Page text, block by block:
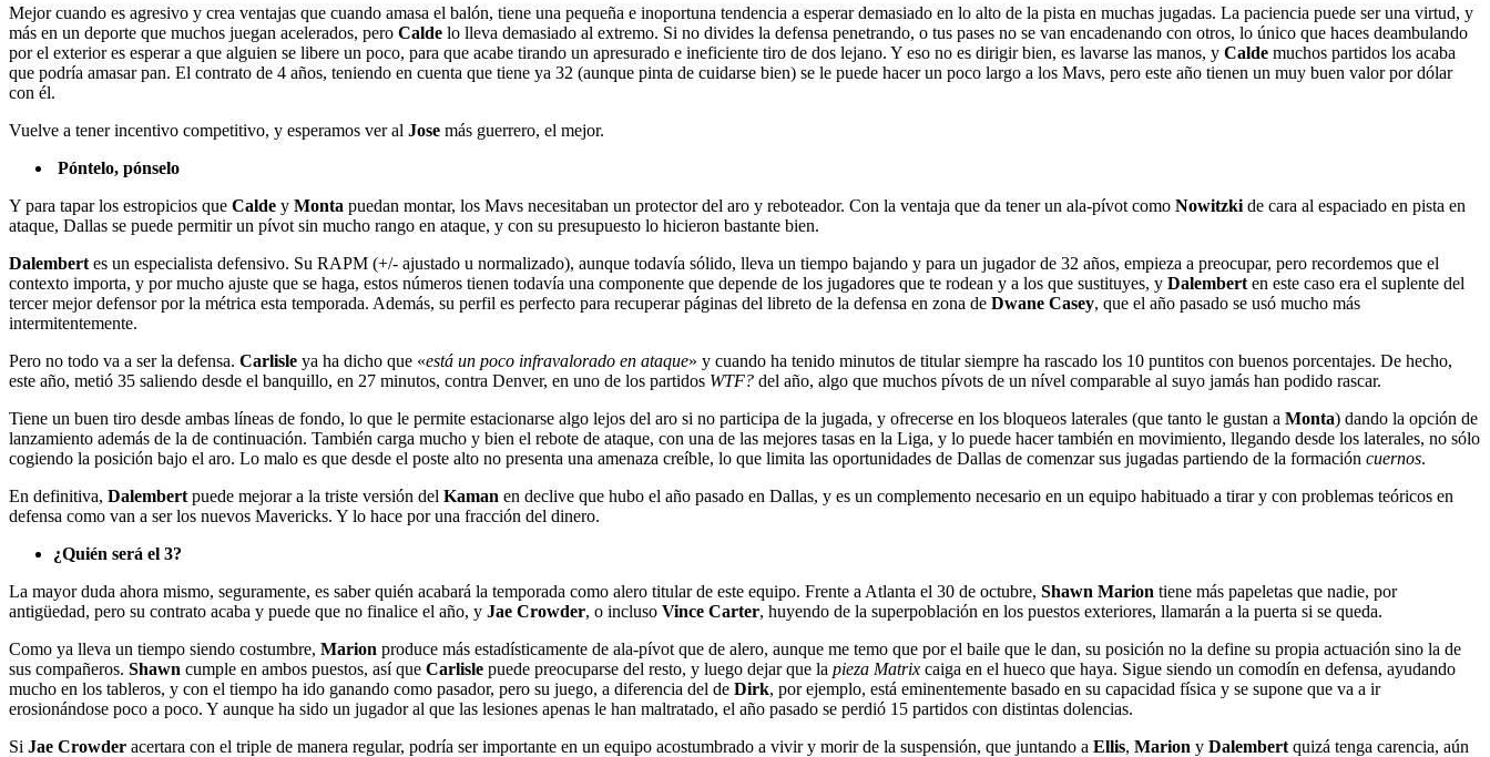
Mejor cuando es agresivo y crea ventajas que cuando amasa el balón, tiene una pequeña e inoportuna tendencia a esperar demasiado en lo alto de la pista en muchas jugadas. La paciencia puede ser una virtud, y
más en un deporte que muchos juegan acelerados, pero Calde lo lleva demasiado al extremo. Si no divides la defensa penetrando, o tus pases no se van encadenando con otros, lo único que haces deambulando
por el exterior es esperar a que alguien se libere un poco, para que acabe tirando un apresurado e ineficiente tiro de dos lejano. Y eso no es dirigir bien, es lavarse las manos, y Calde muchos partidos los acaba
que podría amasar pan. El contrato de 4 años, teniendo en cuenta que tiene ya 32 (aunque pinta de cuidarse bien) se le puede hacer un poco largo a los Mavs, pero este año tienen un muy buen valor por dólar
con él.
Vuelve a tener incentivo competitivo, y esperamos ver al Jose más guerrero, el mejor.
Póntelo, pónselo
Y para tapar los estropicios que Calde y Monta puedan montar, los Mavs necesitaban un protector del aro y reboteador. Con la ventaja que da tener un ala-pívot como Nowitzki de cara al espaciado en pista en
ataque, Dallas se puede permitir un pívot sin mucho rango en ataque, y con su presupuesto lo hicieron bastante bien.
Dalembert es un especialista defensivo. Su RAPM (+/- ajustado u normalizado), aunque todavía sólido, lleva un tiempo bajando y para un jugador de 32 años, empieza a preocupar, pero recordemos que el
contexto importa, y por mucho ajuste que se haga, estos números tienen todavía una componente que depende de los jugadores que te rodean y a los que sustituyes, y Dalembert en este caso era el suplente del
tercer mejor defensor por la métrica esta temporada. Además, su perfil es perfecto para recuperar páginas del libreto de la defensa en zona de Dwane Casey, que el año pasado se usó mucho más
intermitentemente.
Pero no todo va a ser la defensa. Carlisle ya ha dicho que «está un poco infravalorado en ataque» y cuando ha tenido minutos de titular siempre ha rascado los 10 puntitos con buenos porcentajes. De hecho,
este año, metió 35 saliendo desde el banquillo, en 27 minutos, contra Denver, en uno de los partidos WTF? del año, algo que muchos pívots de un nível comparable al suyo jamás han podido rascar.
Tiene un buen tiro desde ambas líneas de fondo, lo que le permite estacionarse algo lejos del aro si no participa de la jugada, y ofrecerse en los bloqueos laterales (que tanto le gustan a Monta) dando la opción de
lanzamiento además de la de continuación. También carga mucho y bien el rebote de ataque, con una de las mejores tasas en la Liga, y lo puede hacer también en movimiento, llegando desde los laterales, no sólo
cogiendo la posición bajo el aro. Lo malo es que desde el poste alto no presenta una amenaza creíble, lo que limita las oportunidades de Dallas de comenzar sus jugadas partiendo de la formación cuernos.
En definitiva, Dalembert puede mejorar a la triste versión del Kaman en declive que hubo el año pasado en Dallas, y es un complemento necesario en un equipo habituado a tirar y con problemas teóricos en
defensa como van a ser los nuevos Mavericks. Y lo hace por una fracción del dinero.
¿Quién será el 3?
La mayor duda ahora mismo, seguramente, es saber quién acabará la temporada como alero titular de este equipo. Frente a Atlanta el 30 de octubre, Shawn Marion tiene más papeletas que nadie, por
antigüedad, pero su contrato acaba y puede que no finalice el año, y Jae Crowder, o incluso Vince Carter, huyendo de la superpoblación en los puestos exteriores, llamarán a la puerta si se queda.
Como ya lleva un tiempo siendo costumbre, Marion produce más estadísticamente de ala-pívot que de alero, aunque me temo que por el baile que le dan, su posición no la define su propia actuación sino la de
sus compañeros. Shawn cumple en ambos puestos, así que Carlisle puede preocuparse del resto, y luego dejar que la pieza Matrix caiga en el hueco que haya. Sigue siendo un comodín en defensa, ayudando
mucho en los tableros, y con el tiempo ha ido ganando como pasador, pero su juego, a diferencia del de Dirk, por ejemplo, está eminentemente basado en su capacidad física y se supone que va a ir
erosionándose poco a poco. Y aunque ha sido un jugador al que las lesiones apenas le han maltratado, el año pasado se perdió 15 partidos con distintas dolencias.
Si Jae Crowder acertara con el triple de manera regular, podría ser importante en un equipo acostumbrado a vivir y morir de la suspensión, que juntando a Ellis, Marion y Dalembert quizá tenga carencia, aún